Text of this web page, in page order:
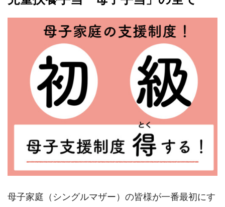
母子家庭（シングルマザー）の皆様が一番最初にす